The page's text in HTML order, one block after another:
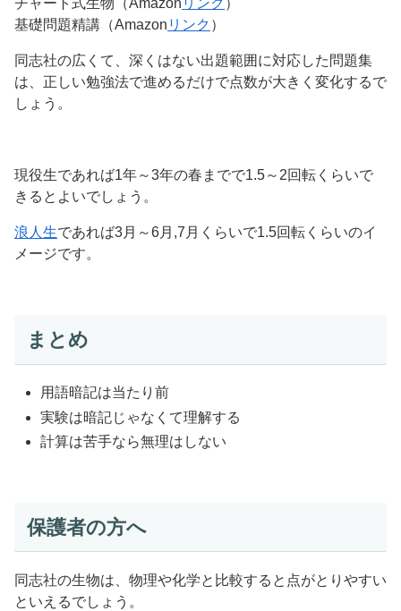
チャート式生物（Amazon リンク ）
基礎問題精講（Amazon リンク ）
同志社の広くて、深くはない出題範囲に対応した問題集
は、正しい勉強法で進めるだけで点数が大きく変化するで
しょう。
現役生であれば1年～3年の春までで1.5～2回転くらいで
きるとよいでしょう。
浪人生であれば3月～6月,7月くらいで1.5回転くらいのイ
メージです。
まとめ
用語暗記は当たり前
実験は暗記じゃなくて理解する
計算は苦手なら無理はしない
保護者の方へ
同志社の生物は、物理や化学と比較すると点がとりやすい
といえるでしょう。